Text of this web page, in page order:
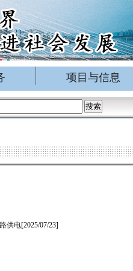
项目与信息
供电[2025/07/23]